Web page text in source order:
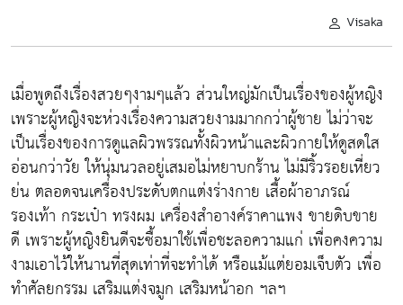
Visaka
เมื่อพูดถึงเรื่องสวยๆงามๆแล้ว ส่วนใหญ่มักเป็นเรื่องของผู้หญิง
เพราะผู้หญิงจะห่วงเรื่องความสวยงามมากกว่าผู้ชาย ไม่ว่าจะ
เป็นเรื่องของการดูแลผิวพรรณทั้งผิวหน้าและผิวกายให้ดูสดใส
อ่อนกว่าวัย ให้นุ่มนวลอยู่เสมอไม่หยาบกร้าน ไม่มีริ้วรอยเหี่ยว
ย่น ตลอดจนเครื่องประดับตกแต่งร่างกาย เสื้อผ้าอาภรณ์
รองเท้า กระเป๋า ทรงผม เครื่องสำอางค์ราคาแพง ขายดิบขาย
ดี เพราะผู้หญิงยินดีจะซื้อมาใช้เพื่อชะลอความแก่ เพื่อคงความ
งามเอาไว้ให้นานที่สุดเท่าที่จะทำได้ หรือแม้แต่ยอมเจ็บตัว เพื่อ
ทำศัลยกรรม เสริมแต่งจมูก เสริมหน้าอก ฯลฯ